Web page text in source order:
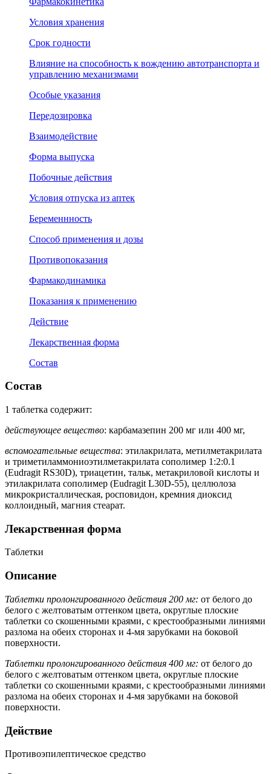
Условия хранения
Срок годности
Влияние на способность к вождению автотранспорта и
управлению механизмами
Особые указания
Передозировка
Взаимодействие
Форма выпуска
Побочные действия
Условия отпуска из аптек
Беременнность
Способ применения и дозы
Противопоказания
Фармакодинамика
Показания к применению
Действие
Лекарственная форма
Состав
Состав
1 таблетка содержит:
действующее вещество: карбамазепин 200 мг или 400 мг,
вспомогательные вещества: этилакрилата, метилметакрилата
и триметиламмониоэтилметакрилата сополимер 1:2:0.1
(Eudragit RS30D), триацетин, тальк, метакриловой кислоты и
этилакрилата сополимер (Eudragit L30D-55), целлюлоза
микрокристаллическая, росповидон, кремния диоксид
коллоидный, магния стеарат.
Лекарственная форма
Таблетки
Описание
Таблетки пролонгированного действия 200 мг: от белого до
белого с желтоватым оттенком цвета, округлые плоские
таблетки со скошенными краями, с крестообразными линиями
разлома на обеих сторонах и 4-мя зарубками на боковой
поверхности.
Таблетки пролонгированного действия 400 мг: от белого до
белого с желтоватым оттенком цвета, округлые плоские
таблетки со скошенными краями, с крестообразными линиями
разлома на обеих сторонах и 4-мя зарубками на боковой
поверхности.
Действие
Противоэпилептическое средство